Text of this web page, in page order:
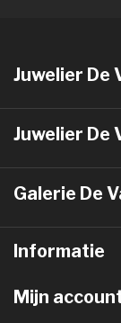
Juwelier De
Juwelier De
Galerie De
Informatie
Mijn